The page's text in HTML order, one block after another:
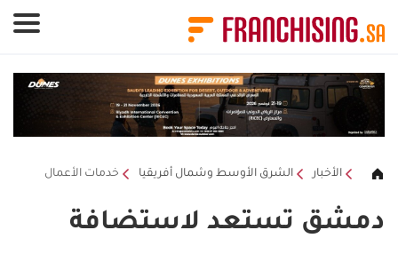
الأخبار الشرق الأوسط وشمال أفريقيا خدمات الأعمال
دمشق تستعد لاستضافة
لوحة إدارة ملفات تعريف الارتباط